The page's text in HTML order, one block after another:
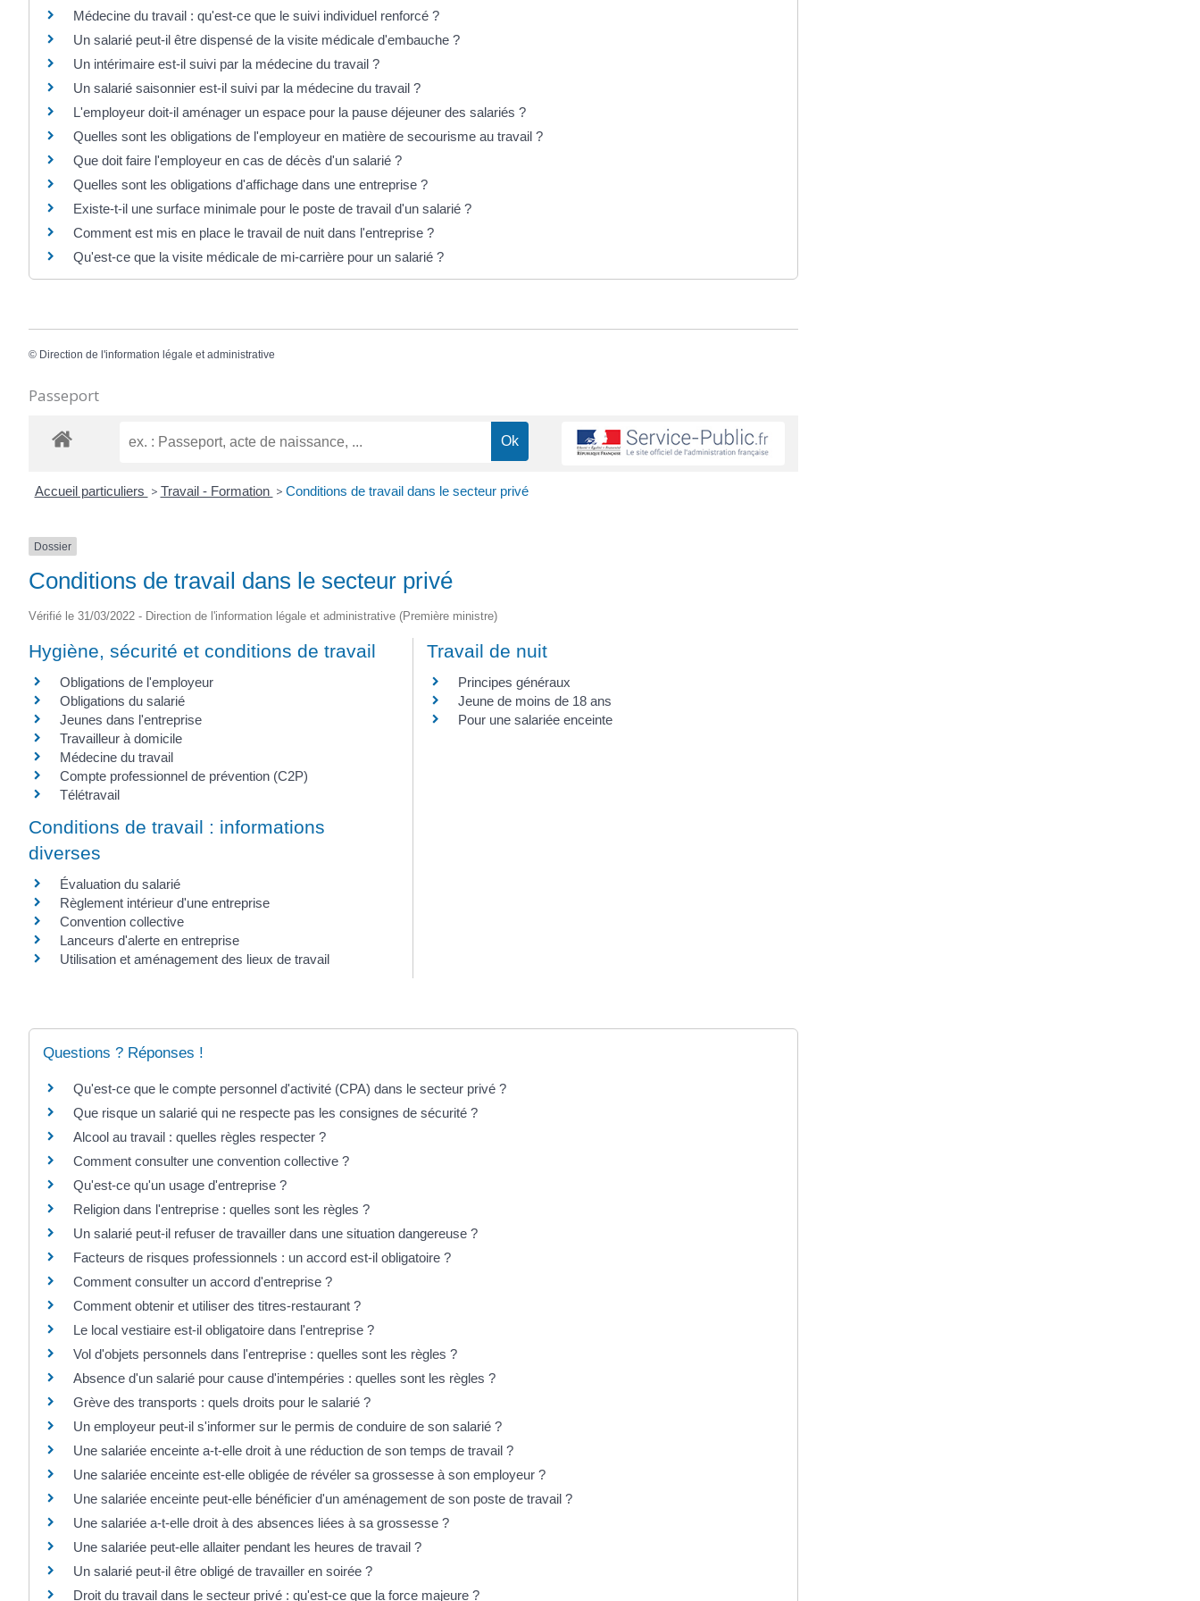
Médecine du travail : qu'est-ce que le suivi individuel renforcé ?
Un salarié peut-il être dispensé de la visite médicale d'embauche ?
Un intérimaire est-il suivi par la médecine du travail ?
Un salarié saisonnier est-il suivi par la médecine du travail ?
L'employeur doit-il aménager un espace pour la pause déjeuner des salariés ?
Quelles sont les obligations de l'employeur en matière de secourisme au travail ?
Que doit faire l'employeur en cas de décès d'un salarié ?
Quelles sont les obligations d'affichage dans une entreprise ?
Existe-t-il une surface minimale pour le poste de travail d'un salarié ?
Comment est mis en place le travail de nuit dans l'entreprise ?
Qu'est-ce que la visite médicale de mi-carrière pour un salarié ?
© Direction de l'information légale et administrative
Passeport
Accueil particuliers > Travail - Formation > Conditions de travail dans le secteur privé
Dossier
Conditions de travail dans le secteur privé
Vérifié le 31/03/2022 - Direction de l'information légale et administrative (Première ministre)
Hygiène, sécurité et conditions de travail
Obligations de l'employeur
Obligations du salarié
Jeunes dans l'entreprise
Travailleur à domicile
Médecine du travail
Compte professionnel de prévention (C2P)
Télétravail
Travail de nuit
Principes généraux
Jeune de moins de 18 ans
Pour une salariée enceinte
Conditions de travail : informations
diverses
Évaluation du salarié
Règlement intérieur d'une entreprise
Convention collective
Lanceurs d'alerte en entreprise
Utilisation et aménagement des lieux de travail
Questions ? Réponses !
Qu'est-ce que le compte personnel d'activité (CPA) dans le secteur privé ?
Que risque un salarié qui ne respecte pas les consignes de sécurité ?
Alcool au travail : quelles règles respecter ?
Comment consulter une convention collective ?
Qu'est-ce qu'un usage d'entreprise ?
Religion dans l'entreprise : quelles sont les règles ?
Un salarié peut-il refuser de travailler dans une situation dangereuse ?
Facteurs de risques professionnels : un accord est-il obligatoire ?
Comment consulter un accord d'entreprise ?
Comment obtenir et utiliser des titres-restaurant ?
Le local vestiaire est-il obligatoire dans l'entreprise ?
Vol d'objets personnels dans l'entreprise : quelles sont les règles ?
Absence d'un salarié pour cause d'intempéries : quelles sont les règles ?
Grève des transports : quels droits pour le salarié ?
Un employeur peut-il s'informer sur le permis de conduire de son salarié ?
Une salariée enceinte a-t-elle droit à une réduction de son temps de travail ?
Une salariée enceinte est-elle obligée de révéler sa grossesse à son employeur ?
Une salariée enceinte peut-elle bénéficier d'un aménagement de son poste de travail ?
Une salariée a-t-elle droit à des absences liées à sa grossesse ?
Une salariée peut-elle allaiter pendant les heures de travail ?
Un salarié peut-il être obligé de travailler en soirée ?
Droit du travail dans le secteur privé : qu'est-ce que la force majeure ?